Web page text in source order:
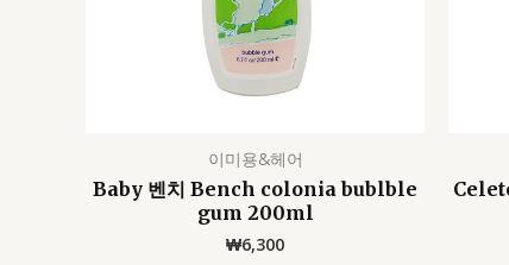
이미용&헤어
Baby 벤치 Bench colonia bublble
gum 200ml
₩6,300